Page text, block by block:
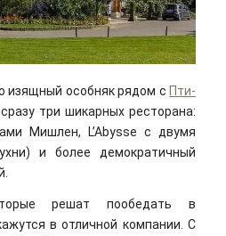
изящный особняк рядом с Пти-
три шикарных ресторана:
Мишлен, L’Abysse с двумя
и более демократичный
решат пообедать в
в отличной компании. С